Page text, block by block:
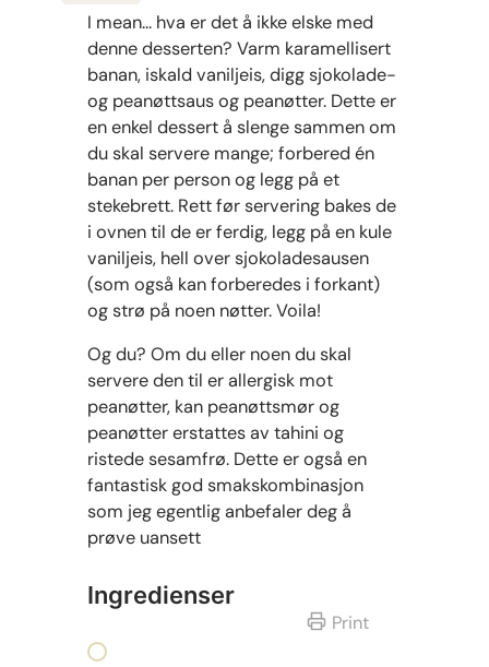
I mean… hva er det å ikke elske med
denne desserten? Varm karamellisert
banan, iskald vaniljeis, digg sjokolade-
og peanøttsaus og peanøtter. Dette er
en enkel dessert å slenge sammen om
du skal servere mange; forbered én
banan per person og legg på et
stekebrett. Rett før servering bakes de
i ovnen til de er ferdig, legg på en kule
vaniljeis, hell over sjokoladesausen
(som også kan forberedes i forkant)
og strø på noen nøtter. Voila!
Og du? Om du eller noen du skal
servere den til er allergisk mot
peanøtter, kan peanøttsmør og
peanøtter erstattes av tahini og
ristede sesamfrø. Dette er også en
fantastisk god smakskombinasjon
som jeg egentlig anbefaler deg å
prøve uansett
Print
Ingredienser